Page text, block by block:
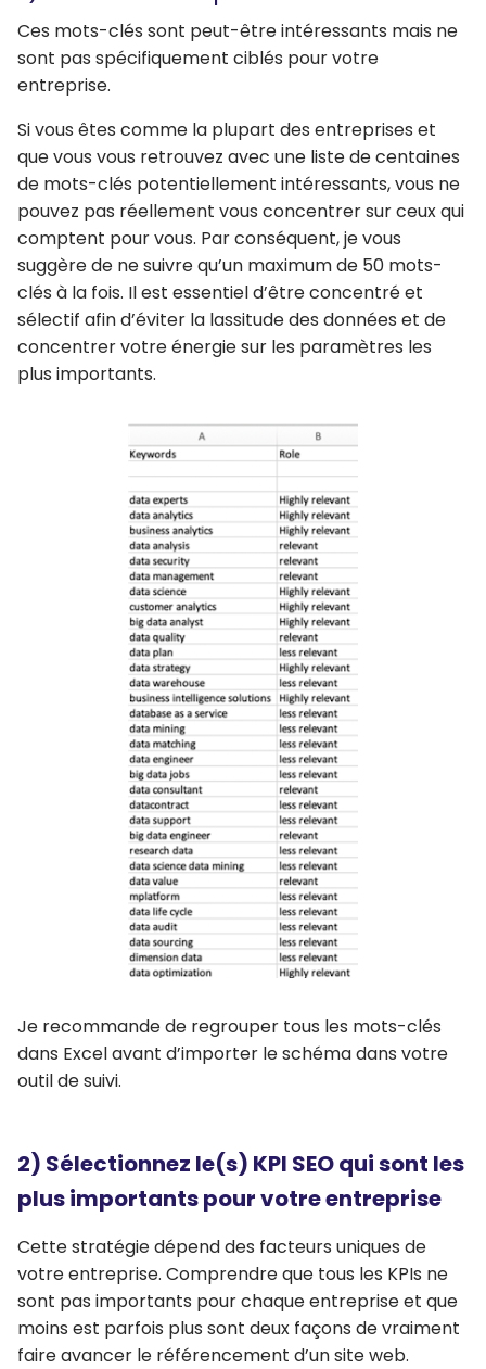
Ces mots-clés sont peut-être intéressants mais ne
sont pas spécifiquement ciblés pour votre
entreprise.
Si vous êtes comme la plupart des entreprises et
que vous vous retrouvez avec une liste de centaines
de mots-clés potentiellement intéressants, vous ne
pouvez pas réellement vous concentrer sur ceux qui
comptent pour vous. Par conséquent, je vous
suggère de ne suivre qu’un maximum de 50 mots-
clés à la fois. Il est essentiel d’être concentré et
sélectif afin d’éviter la lassitude des données et de
concentrer votre énergie sur les paramètres les
plus importants.
Je recommande de regrouper tous les mots-clés
dans Excel avant d’importer le schéma dans votre
outil de suivi.
2) Sélectionnez le(s) KPI SEO qui sont les
plus importants pour votre entreprise
Cette stratégie dépend des facteurs uniques de
votre entreprise. Comprendre que tous les KPIs ne
sont pas importants pour chaque entreprise et que
moins est parfois plus sont deux façons de vraiment
faire avancer le référencement d’un site web.